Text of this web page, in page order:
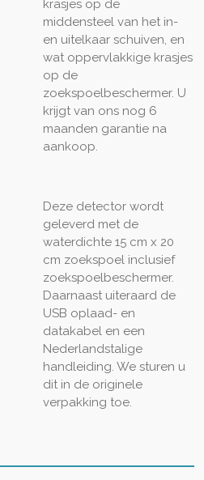
krasjes op de
middensteel van het in-
en uitelkaar schuiven, en
wat oppervlakkige krasjes
op de
zoekspoelbeschermer. U
krijgt van ons nog 6
maanden garantie na
aankoop.
Deze detector wordt
geleverd met de
waterdichte 15 cm x 20
cm zoekspoel inclusief
zoekspoelbeschermer.
Daarnaast uiteraard de
USB oplaad- en
datakabel en een
Nederlandstalige
handleiding. We sturen u
dit in de originele
verpakking toe.